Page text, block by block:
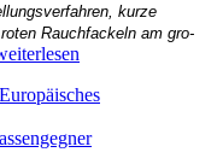
kur­ze
Rauch­fa­ckeln am gro­
Europäisches